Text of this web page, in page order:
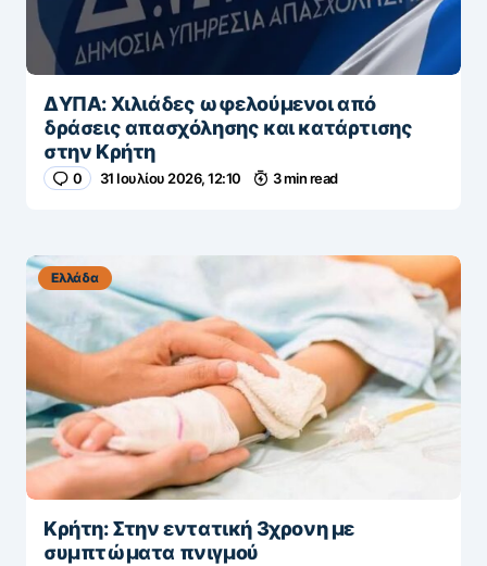
ΔΥΠΑ: Χιλιάδες ωφελούμενοι από
δράσεις απασχόλησης και κατάρτισης
στην Κρήτη
0 31 Ιουλίου 2026, 12:10 3 min read
Ελλάδα
Κρήτη: Στην εντατική 3χρονη με
συμπτώματα πνιγμού